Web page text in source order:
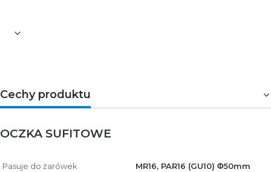
Cechy produktu
OCZKA SUFITOWE
Pasuje do żarówek MR16, PAR16 (GU10) Φ50mm